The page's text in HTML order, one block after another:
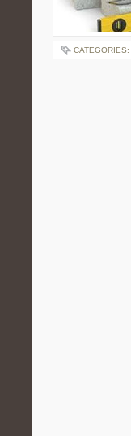
CATEGORIES: